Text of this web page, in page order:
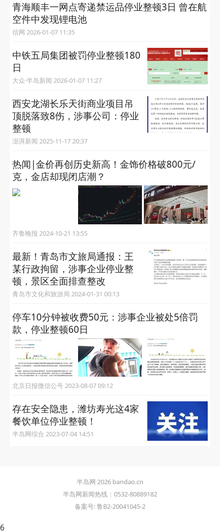
青海顺丰一网点寄递禁运品停业整顿3日 曾在航
空件中发现锂电池
信网 2026-01-07 11:35
中铁五局集团被罚停业整顿180
日
大众·半岛新闻 2026-01-07 11:27
西安龙湖长乐天街商业项目吊
顶脱落致8伤，涉事公司：停业
整顿
澎湃新闻 2025-11-17 20:37
热闻|金价再创历史新高！金饰价格破800元/
克，金店却现闭店潮？
齐鲁晚报 2024-10-21 13:55
最新！青岛市文旅局通报：王
某行政拘留，涉事企业停业整
顿，景区全面排查整改
青岛市文化和旅游局 2024-01-31 00:13
停车10分钟被收费50元：涉事企业被处5倍罚
款，停业整顿60日
北京日报微信公号 2023-08-07 09:12
存在安全隐患，潍坊寿光这4家
餐饮单位停业整顿！
半岛网综合 2023-07-04 14:51
半岛网 2026 bandao.cn
半岛网新闻热线：0532-80889182
备案号: 鲁B2-20041045-2
6